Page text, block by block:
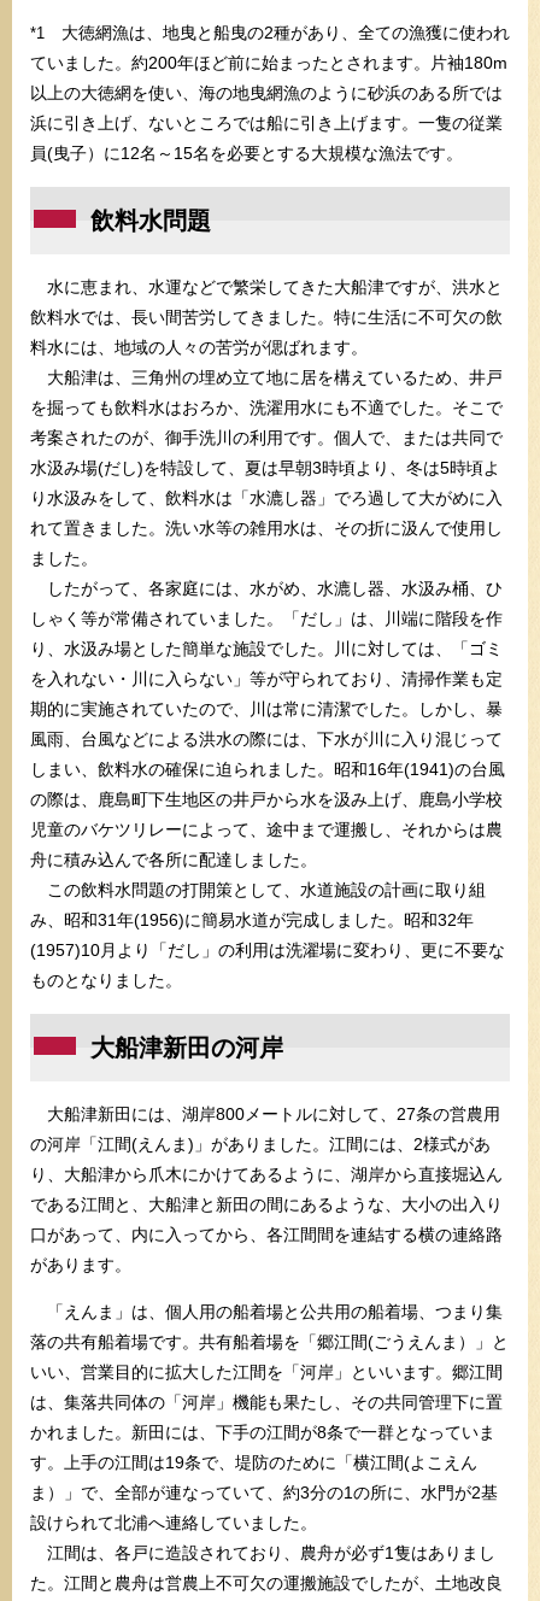
*1 大徳網漁は、地曳と船曳の2種があり、全ての漁獲に使われ
ていました。約200年ほど前に始まったとされます。片袖180m
以上の大徳網を使い、海の地曳網漁のように砂浜のある所では
浜に引き上げ、ないところでは船に引き上げます。一隻の従業
員(曳子）に12名～15名を必要とする大規模な漁法です。
飲料水問題
水に恵まれ、水運などで繁栄してきた大船津ですが、洪水と
飲料水では、長い間苦労してきました。特に生活に不可欠の飲
料水には、地域の人々の苦労が偲ばれます。
大船津は、三角州の埋め立て地に居を構えているため、井戸
を掘っても飲料水はおろか、洗濯用水にも不適でした。そこで
考案されたのが、御手洗川の利用です。個人で、または共同で
水汲み場(だし)を特設して、夏は早朝3時頃より、冬は5時頃よ
り水汲みをして、飲料水は「水漉し器」でろ過して大がめに入
れて置きました。洗い水等の雑用水は、その折に汲んで使用し
ました。
したがって、各家庭には、水がめ、水漉し器、水汲み桶、ひ
しゃく等が常備されていました。「だし」は、川端に階段を作
り、水汲み場とした簡単な施設でした。川に対しては、「ゴミ
を入れない・川に入らない」等が守られており、清掃作業も定
期的に実施されていたので、川は常に清潔でした。しかし、暴
風雨、台風などによる洪水の際には、下水が川に入り混じって
しまい、飲料水の確保に迫られました。昭和16年(1941)の台風
の際は、鹿島町下生地区の井戸から水を汲み上げ、鹿島小学校
児童のバケツリレーによって、途中まで運搬し、それからは農
舟に積み込んで各所に配達しました。
この飲料水問題の打開策として、水道施設の計画に取り組
み、昭和31年(1956)に簡易水道が完成しました。昭和32年
(1957)10月より「だし」の利用は洗濯場に変わり、更に不要な
ものとなりました。
大船津新田の河岸
大船津新田には、湖岸800メートルに対して、27条の営農用
の河岸「江間(えんま)」がありました。江間には、2様式があ
り、大船津から爪木にかけてあるように、湖岸から直接堀込ん
である江間と、大船津と新田の間にあるような、大小の出入り
口があって、内に入ってから、各江間間を連結する横の連絡路
があります。
「えんま」は、個人用の船着場と公共用の船着場、つまり集
落の共有船着場です。共有船着場を「郷江間(ごうえんま）」と
いい、営業目的に拡大した江間を「河岸」といいます。郷江間
は、集落共同体の「河岸」機能も果たし、その共同管理下に置
かれました。新田には、下手の江間が8条で一群となっていま
す。上手の江間は19条で、堤防のために「横江間(よこえん
ま）」で、全部が連なっていて、約3分の1の所に、水門が2基
設けられて北浦へ連絡していました。
江間は、各戸に造設されており、農舟が必ず1隻はありまし
た。江間と農舟は営農上不可欠の運搬施設でしたが、土地改良